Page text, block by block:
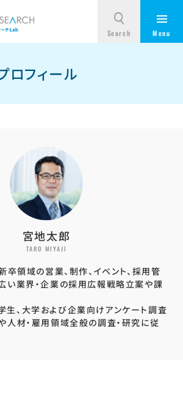
ロフィール
宮地太郎
TARO MIYAJI
領域の営業、制作、イベント、採用管
い業界・企業の採用広報戦略立案や課
、大学および企業向けアンケート調査
人材・雇用領域全般の調査・研究に従